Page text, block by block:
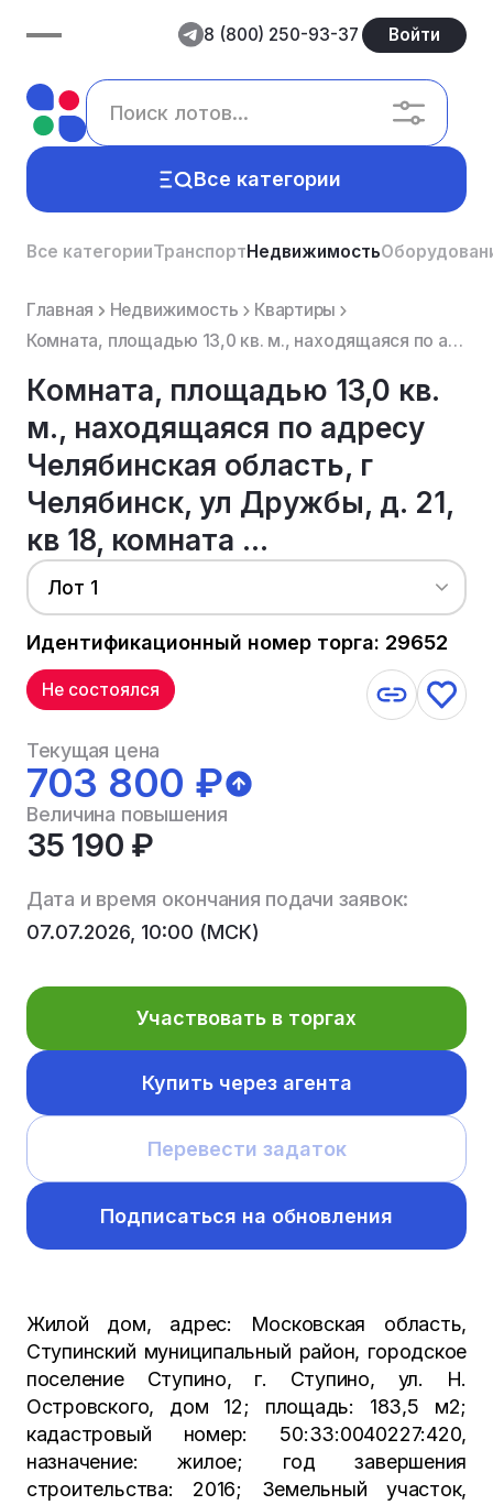
8 (800) 250-93-37 Войти
Все категории
Все категорииТранспортНедвижимость
Главная Недвижимость
Квартиры
Комната, площадью 13,0 кв. м., находящаяся по адресу Челябинская область, г Челябинск, ул Дружбы, д....
Комната, площадью 13,0 кв.
м., находящаяся по адресу
Челябинская область, г
Челябинск, ул Дружбы, д. 21,
кв 18, комната ...
Лот 1
Идентификационный номер торга: 29652
Не состоялся
Текущая цена
703 800 ₽
Величина повышения
35 190 ₽
Дата и время окончания подачи заявок:
07.07.2026, 10:00 (МСК)
Участвовать в торгах
Купить через агента
Перевести задаток
Подписаться на обновления
Жилой дом, адрес: Московская область,
Ступинский муниципальный район, городское
поселение Ступино, г. Ступино, ул. Н.
Островского, дом 12; площадь: 183,5 м2;
кадастровый номер: 50:33:0040227:420,
назначение: жилое; год завершения
строительства: 2016; Земельный участок,